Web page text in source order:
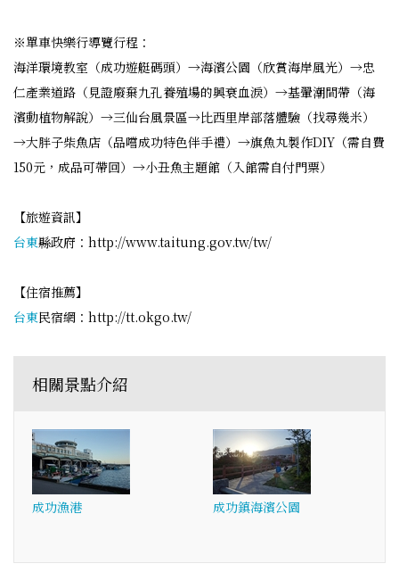
※單車快樂行導覽行程：
海洋環境教室（成功遊艇碼頭）→海濱公園（欣賞海岸風光）→忠
仁產業道路（見證廢棄九孔養殖場的興衰血淚）→基翬潮間帶（海
濱動植物解說）→三仙台風景區→比西里岸部落體驗（找尋幾米）
→大胖子柴魚店（品嚐成功特色伴手禮）→旗魚丸製作DIY（需自費
150元，成品可帶回）→小丑魚主題館（入館需自付門票）
【旅遊資訊】
台東縣政府：http://www.taitung.gov.tw/tw/
【住宿推薦】
台東民宿網：http://tt.okgo.tw/
相關景點介紹
成功漁港 成功鎮海濱公園